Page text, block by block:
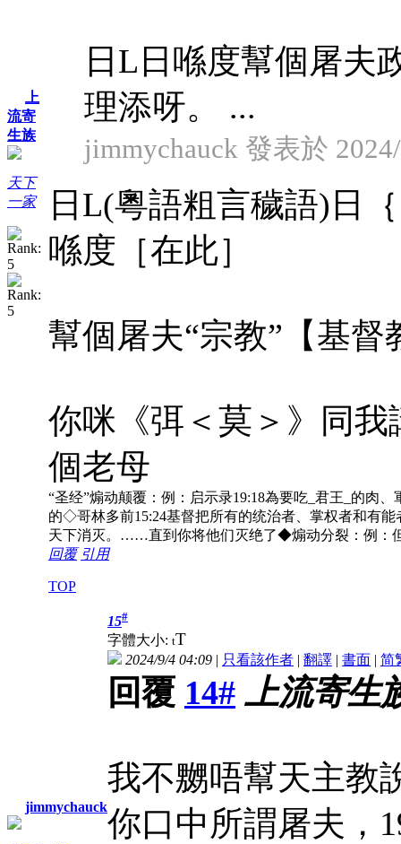
上
流寄
生族
天下
一家
日L日喺度幫個屠夫
理添呀。 ...
jimmychauck 發表於
日L(粵語粗言穢語)日
喺度［在此］
幫個屠夫“宗教”【基督
你咪《弭＜莫＞》同
個老母
“圣经”煽动颠覆：例：启示录19:18為要吃_君王_的肉
的◇哥林多前15:24基督把所有的统治者、掌权者和有
天下消灭。……直到你将他们灭绝了◆煽动分裂：例：
回覆 引用
TOP
jimmychauck
15#
字體大小: tT
2024/9/4 04:09 | 只看該作者 | 翻譯 | 書面 | 简
回覆 14# 上流寄生
我不嬲唔幫天主教
你口中所謂屠夫，